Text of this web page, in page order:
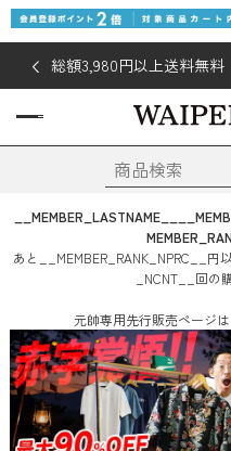
総額3,980円以上送料無料
象外
__MEMBER_LASTNAME__
あと
__MEMBER_RANK_NPRC__ 円
_NCNT__ 回の
元帥専用先行販売ページ